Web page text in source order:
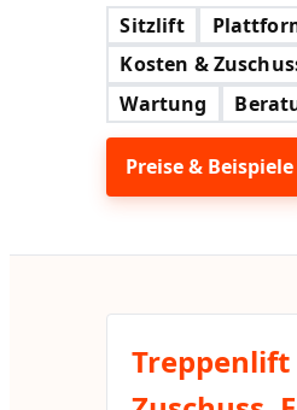
Sitzlift
Kosten &
Wartung
Preise & Beispiele
Treppenlift